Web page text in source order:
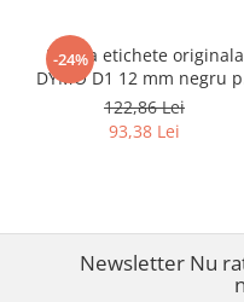
-24%
Banda etichete originala
DYMO D1 12 mm negru
transparent pentru
geamuri, vitrine, suprafete
transparente si identificare
122,86 Lei
93,38 Lei
Newsletter Nu